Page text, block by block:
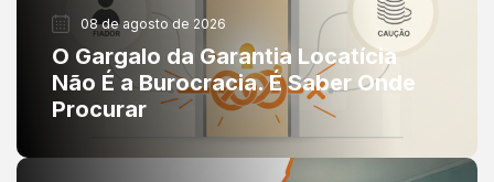
08 de agosto de 2026
O Gargalo da Garantia Locatícia
Não É a Burocracia. É Saber Onde
Procurar